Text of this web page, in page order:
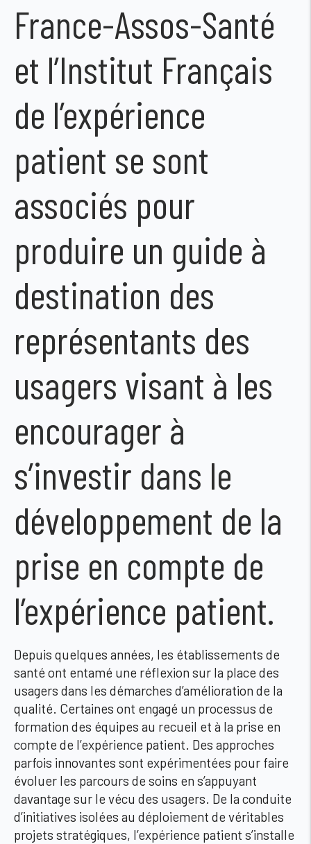
France-Assos-Santé
et l’Institut Français
de l’expérience
patient se sont
associés pour
produire un guide à
destination des
représentants des
usagers visant à les
encourager à
s’investir dans le
développement de la
prise en compte de
l’expérience patient.
Depuis quelques années, les établissements de
santé ont entamé une réflexion sur la place des
usagers dans les démarches d’amélioration de la
qualité. Certaines ont engagé un processus de
formation des équipes au recueil et à la prise en
compte de l’expérience patient. Des approches
parfois innovantes sont expérimentées pour faire
évoluer les parcours de soins en s’appuyant
davantage sur le vécu des usagers. De la conduite
d’initiatives isolées au déploiement de véritables
projets stratégiques, l’expérience patient s’installe